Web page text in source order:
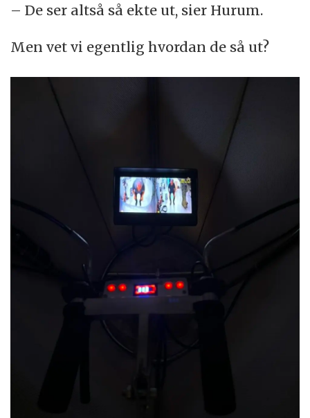
– De ser altså så ekte ut, sier Hurum.
Men vet vi egentlig hvordan de så ut?